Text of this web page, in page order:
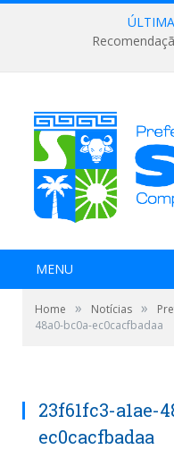
MENU
Home » Notícias »
48a0-bc0a-ec0cacfbadaa
23f61fc3-a1ae-
ec0cacfbadaa